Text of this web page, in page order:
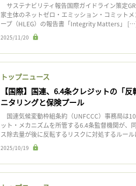
サステナビリティ報告国際ガイドライン策定
家主体のネットゼロ・エミッション・コミット
ープ（HLEG）の報告書「Integrity Matters」
2025/11/20
トップニュース
【国際】国連、6.4条クレジットの「
ニタリングと保険プール
国連気候変動枠組条約（UNFCCC）事務局は
ット・メカニズムを所管する6.4条監督機関が、
ス除去量が後に反転するリスクに対処するルー
2025/10/19